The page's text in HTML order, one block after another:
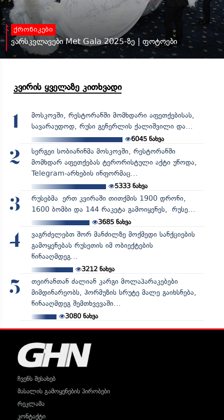
ქრონიკები
ვარსკვლავები Met Gala 2025-ზე | ფოტოები
კვირის ყველაზე კითხვადი
1
მოსკოვში, რესტორანში მომხდარი აფეთქებისას,
სავარაუდოდ, რუსი გენერლის ქალიშვილი და...
6045 ნახვა
2
სერგეი სობიანინმა მოსკოვში, რესტორანში
მომხდარ აფეთქებას ტერორისტული აქტი უწოდა,
Telegram-არხების ინფორმაც...
5333ნახვა
3
რუსებმა ერთ კვირაში თითქმის 1900 დრონი,
1600 ბომბი და 144 რაკეტა გამოიყენეს, რუსე...
3685ნახვა
4
ვაგრძელებთ შორ მანძილზე მოქმედი სანქციების
გამოყენებას რუსეთის იმ ობიექტების
წინააღმდეგ...
3212ნახვა
5
თეირანთან ძალიან კარგი მოლაპარაკებები
მიმდინარეობს, ჰორმუზის სრუტე მალე გაიხსნება,
წინააღმდეგ შემთხვევაში...
3080ნახვა
ჩვენს შესახებ
მასალის გამოყენების პირობები
რეკლამა
კონტაქტი